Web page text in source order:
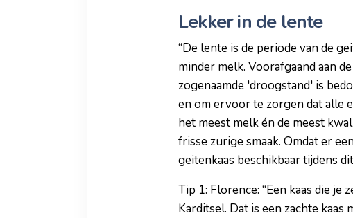
Lekker in de lente
“De lente is de periode van de
minder melk. Voorafgaand aan
zogenaamde 'droogstand' is
en om ervoor te zorgen dat alle
het meest melk én de meest
frisse zurige smaak. Omdat er
geitenkaas beschikbaar tijdens
Tip 1: Florence: “Een kaas die
Karditsel. Dat is een zachte kaas